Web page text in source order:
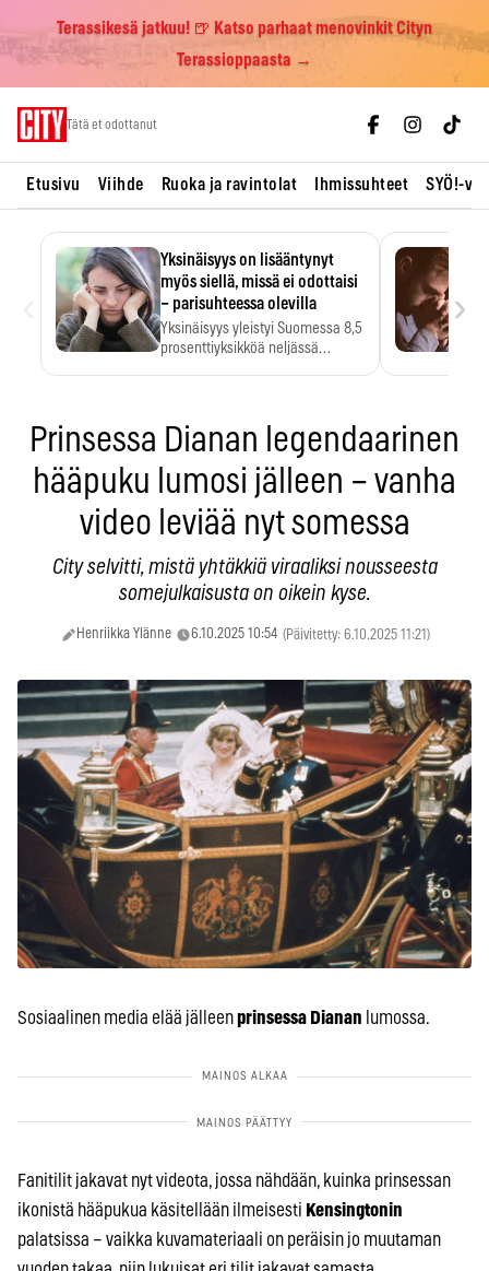
Terassikesä jatkuu! 🍺 Katso parhaat menovinkit Cityn
Terassioppaasta →
Tätä et odottanut
Etusivu Viihde Ruoka ja ravintolat Ihmissuhteet SYÖ!-
Yksinäisyys on lisääntynyt
myös siellä, missä ei odottaisi
– parisuhteessa olevilla
Yksinäisyys yleistyi Suomessa 8,5
prosenttiyksikköä neljässä
›
Prinsessa Dianan legendaarinen
hääpuku lumosi jälleen – vanha
video leviää nyt somessa
City selvitti, mistä yhtäkkiä viraaliksi nousseesta
somejulkaisusta on oikein kyse.
Henriikka Ylänne 6.10.2025 10:54 (Päivitetty: 6.10.2025 11:21)
Sosiaalinen media elää jälleenprinsessa Dianan lumossa.
Fanitilit jakavat nyt videota, jossa nähdään, kuinka prinsessan
ikonistä hääpukua käsitellään ilmeisesti Kensingtonin
palatsissa – vaikka kuvamateriaali on peräisin jo muutaman